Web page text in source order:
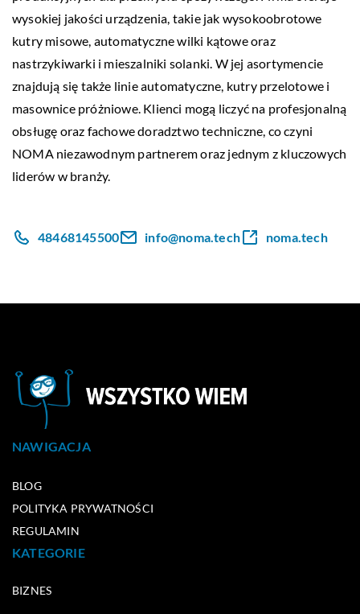
wysokiej jakości urządzenia, takie jak wysokoobrotowe
kutry misowe, automatyczne wilki kątowe oraz
nastrzykiwarki i mieszalniki solanki. W jej asortymencie
znajdują się także linie automatyczne, kutry przelotowe i
masownice próżniowe. Klienci mogą liczyć na profesjonalną
obsługę oraz fachowe doradztwo techniczne, co czyni
NOMA niezawodnym partnerem oraz jednym z kluczowych
liderów w branży.
48468145500 info@noma.tech noma.tech
NAWIGACJA
BLOG
POLITYKA PRYWATNOŚCI
REGULAMIN
KATEGORIE
BIZNES